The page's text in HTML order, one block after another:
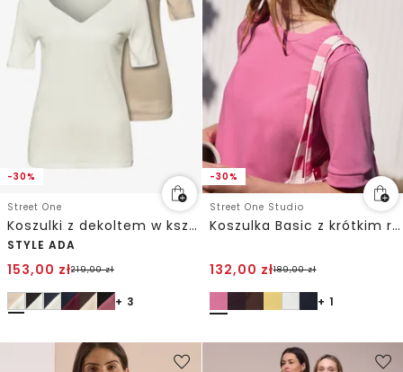
-30%
Street One
Koszulki z dekoltem w kształcie serca w opakowaniu po 2 szt.
STYLE ADA
153,00 zł219,00zł
+ 3
-30%
Street One Studio
Koszulka Basic z krótkim rękawem i okrągłym dekoltem
132,00 zł189,00zł
+ 1